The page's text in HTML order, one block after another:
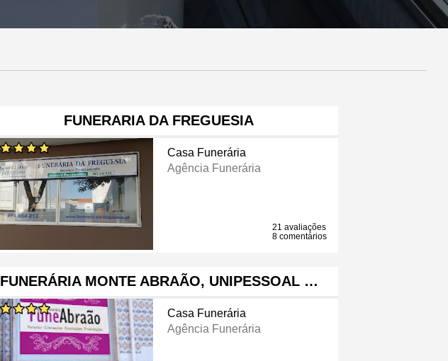
FUNERARIA DA FREGUESIA
Casa Funerária
Agência Funerária
21 avaliações
8 comentários
FUNERÁRIA MONTE ABRAÃO, UNIPESSOAL …
Casa Funerária
Agência Funerária